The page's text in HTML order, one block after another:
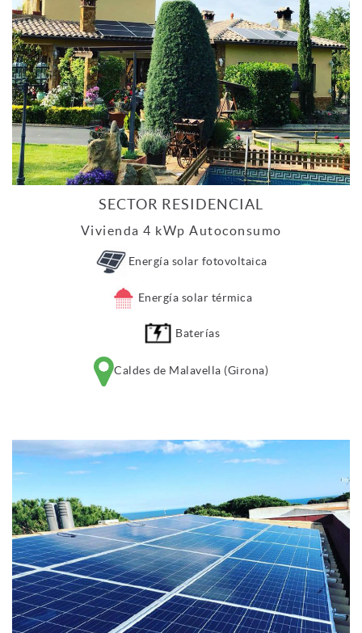
SECTOR RESIDENCIAL
Vivienda 4 kWp Autoconsumo
Energía solar fotovoltaica
Energía solar térmica
Baterías
Caldes de Malavella (Girona)